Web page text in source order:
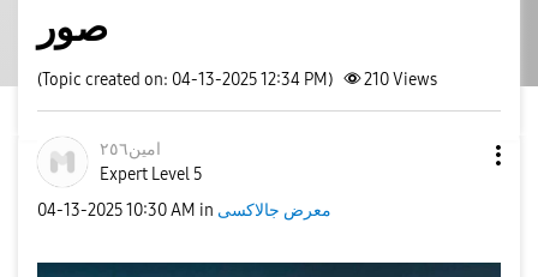
صور
(Topic created on: 04-13-2025 12:34 PM) 210Views
امين٢٥٦
Expert Level 5
‎04-13-202510:30 AM in معرض جالاكسى